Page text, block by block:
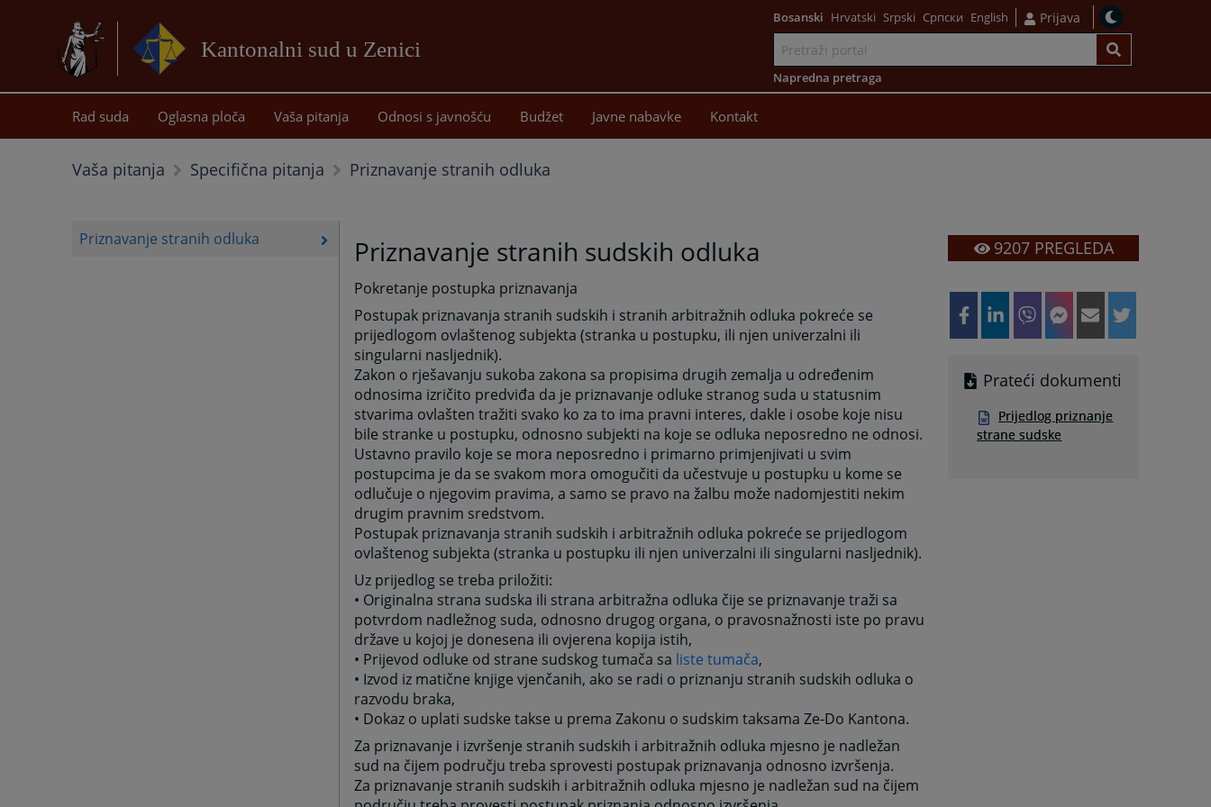
Kantonalni sud u Zenici
sadržaj
Bosanski Hrvatski Srpski Српски English Prijava
Napredna pretraga
Rad suda Oglasna ploča Vaša pitanja Odnosi s javnošću Budžet Javne nabavke Kontakt
Vaša pitanja Specifična pitanja Priznavanje stranih odluka
Priznavanje stranih odluka Priznavanje stranih sudskih odluka
Pokretanje postupka priznavanja
Postupak priznavanja stranih sudskih i stranih arbitražnih odluka pokreće se
prijedlogom ovlaštenog subjekta (stranka u postupku, ili njen univerzalni ili
singularni nasljednik).
Zakon o rješavanju sukoba zakona sa propisima drugih zemalja u određenim
odnosima izričito predviđa da je priznavanje odluke stranog suda u statusnim
stvarima ovlašten tražiti svako ko za to ima pravni interes, dakle i osobe koje nisu
bile stranke u postupku, odnosno subjekti na koje se odluka neposredno ne odnosi.
Ustavno pravilo koje se mora neposredno i primarno primjenjivati u svim
postupcima je da se svakom mora omogučiti da učestvuje u postupku u kome se
odlučuje o njegovim pravima, a samo se pravo na žalbu može nadomjestiti nekim
drugim pravnim sredstvom.
Postupak priznavanja stranih sudskih i arbitražnih odluka pokreće se prijedlogom
ovlaštenog subjekta (stranka u postupku ili njen univerzalni ili singularni nasljednik).
Uz prijedlog se treba priložiti:
• Originalna strana sudska ili strana arbitražna odluka čije se priznavanje traži sa
potvrdom nadležnog suda, odnosno drugog organa, o pravosnažnosti iste po pravu
države u kojoj je donesena ili ovjerena kopija istih,
• Prijevod odluke od strane sudskog tumača sa liste tumača,
• Izvod iz matične knjige vjenčanih, ako se radi o priznanju stranih sudskih odluka o
razvodu braka,
• Dokaz o uplati sudske takse u prema Zakonu o sudskim taksama Ze-Do Kantona.
Za priznavanje i izvršenje stranih sudskih i arbitražnih odluka mjesno je nadležan
sud na čijem području treba sprovesti postupak priznavanja odnosno izvršenja.
Za priznavanje stranih sudskih i arbitražnih odluka mjesno je nadležan sud na čijem
9207PREGLEDA
Prateći dokumenti
Prijedlog priznanje
strane sudske